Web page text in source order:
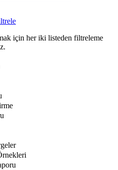
için her iki listeden filtreleme